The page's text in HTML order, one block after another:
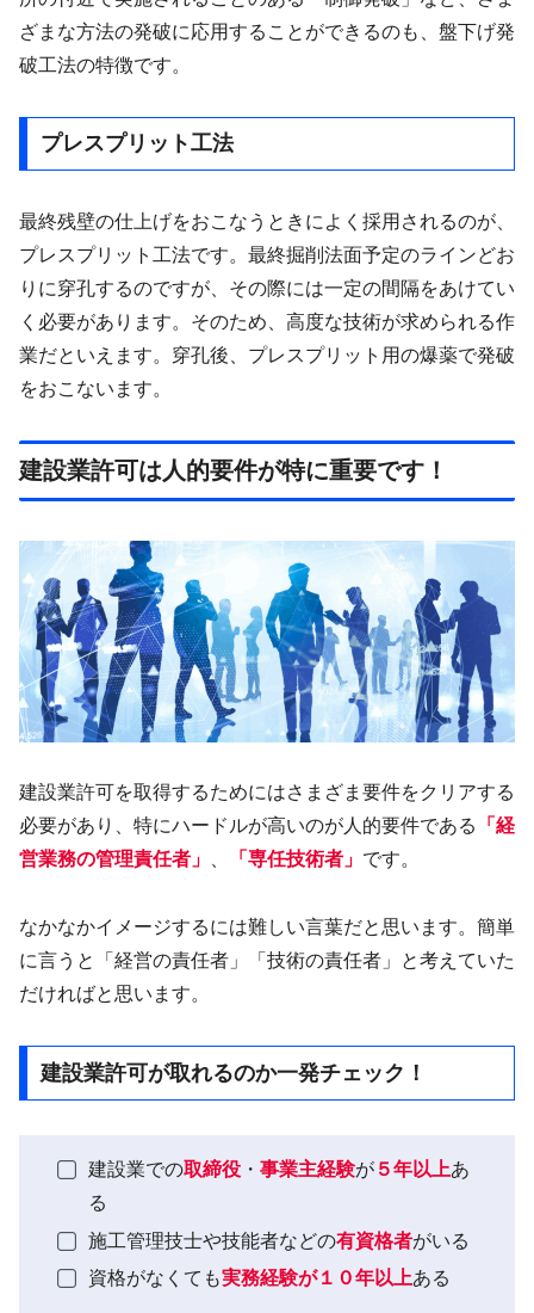
ざまな方法の発破に応用することができるのも、盤下げ発
破工法の特徴です。
プレスプリット工法
最終残壁の仕上げをおこなうときによく採用されるのが、
プレスプリット工法です。最終掘削法面予定のラインどお
りに穿孔するのですが、その際には一定の間隔をあけてい
く必要があります。そのため、高度な技術が求められる作
業だといえます。穿孔後、プレスプリット用の爆薬で発破
をおこないます。
建設業許可は人的要件が特に重要です！
建設業許可を取得するためにはさまざま要件をクリアする
必要があり、特にハードルが高いのが人的要件である
「経
営業務の管理責任者」
「専任技術者」 です。
なかなかイメージするには難しい言葉だと思います。簡単
に言うと「経営の責任者」「技術の責任者」と考えていた
だければと思います。
建設業許可が取れるのか一発チェック！
建設業での取締役・ 事業主経験が５年以上あ
る
施工管理技士や技能者などの有資格者がいる
資格がなくても実務経験が１０年以上ある